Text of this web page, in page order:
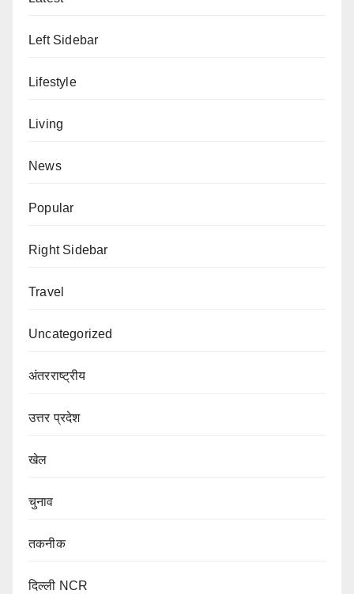
Left Sidebar
Lifestyle
Living
News
Popular
Right Sidebar
Travel
Uncategorized
अंतरराष्ट्रीय
उत्तर प्रदेश
खेल
चुनाव
तकनीक
दिल्ली NCR